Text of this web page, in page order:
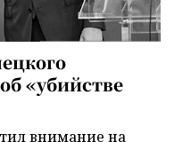
«убийстве
внимание на